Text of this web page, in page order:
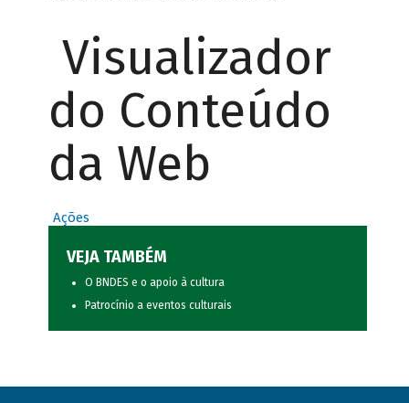
Visualizador
do Conteúdo
da Web
Ações
VEJA TAMBÉM
O BNDES e o apoio à cultura
Patrocínio a eventos culturais